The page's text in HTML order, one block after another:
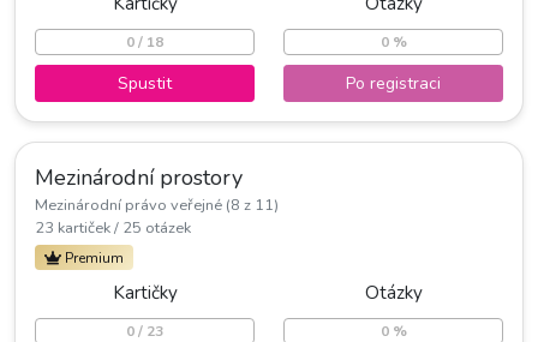
0 / 18
Spustit
0 %
Po registraci
Mezinárodní prostory
Mezinárodní právo veřejné (8 z 11)
23 kartiček / 25 otázek
Premium
Kartičky
0 / 23
Otázky
0 %